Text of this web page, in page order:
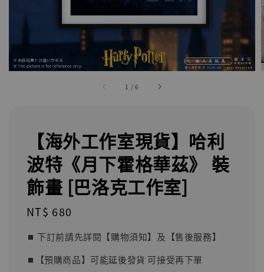
1 /6
【海外工作室現貨】哈利
波特《月下霍格華茲》 裝
飾畫 [巴洛克工作室]
Regular
NT$ 680
⏹︎ 下訂前請先詳閱【購物須知】及【售後服務】
⏹︎【預購商品】可能延後發貨 可接受再下單